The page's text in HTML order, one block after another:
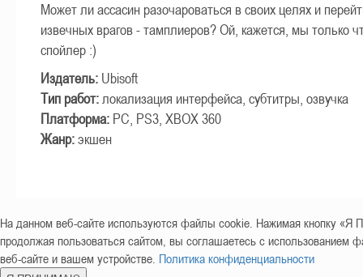
Может ли ассасин разочароваться в своих целях и
извечных врагов - тамплиеров? Ой, кажется, мы только
спойлер :)
Издатель: Ubisoft
Тип работ: локализация интерфейса, субтитры, озвучка
Платформа: PC, PS3, XBOX 360
Жанр:экшен
На данном веб-сайте используются файлы cookie. Нажимая кнопку
продолжая пользоваться сайтом, вы соглашаетесь с использованием
веб-сайте и вашем устройстве. Политика конфиденциальности